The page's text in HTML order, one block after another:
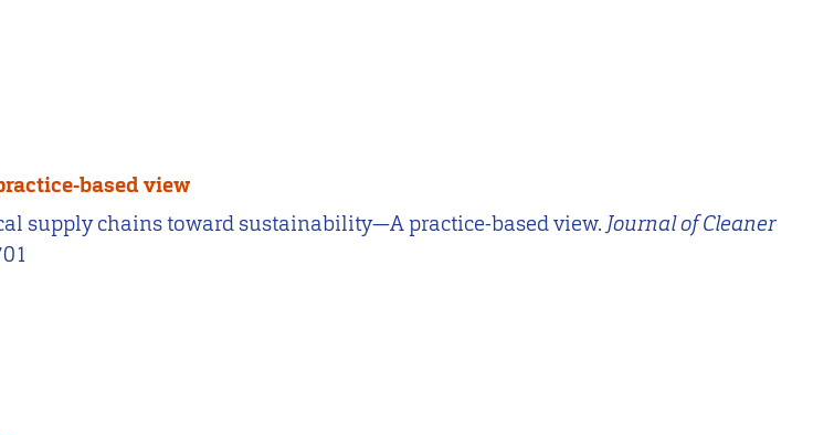
based view
supply chains toward sustainability—A practice-based view. Journal of Cleaner